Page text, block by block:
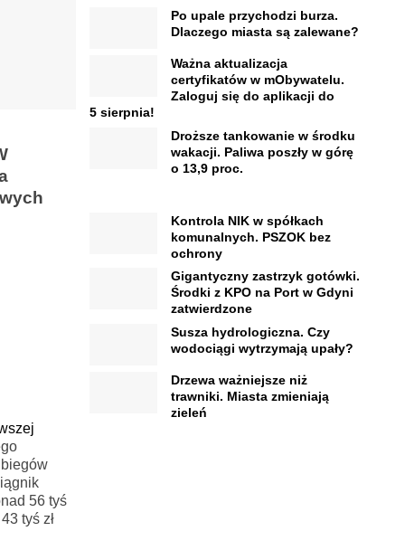
56 tyś
tyś zł
Po upale przychodzi burza.
Dlaczego miasta są zalewane?
Ważna aktualizacja
certyfikatów w mObywatelu.
Zaloguj się do aplikacji do
5 sierpnia!
Droższe tankowanie w środku
wakacji. Paliwa poszły w górę
o 13,9 proc.
Kontrola NIK w spółkach
komunalnych. PSZOK bez
ochrony
Gigantyczny zastrzyk gotówki.
Środki z KPO na Port w Gdyni
zatwierdzone
Susza hydrologiczna. Czy
wodociągi wytrzymają upały?
Drzewa ważniejsze niż
trawniki. Miasta zmieniają
zieleń